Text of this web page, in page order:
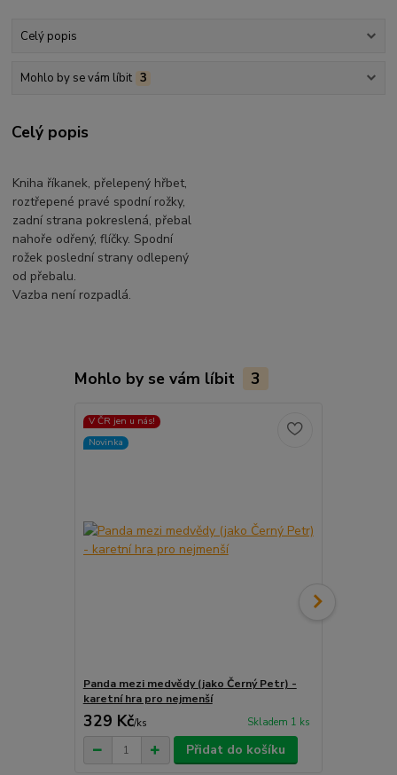
Celý popis
Mohlo by se vám líbit 3
Celý popis
Kniha říkanek, přelepený hřbet,
roztřepené pravé spodní rožky,
zadní strana pokreslená, přebal
nahoře odřený, flíčky. Spodní
rožek poslední strany odlepený
od přebalu.
Vazba není rozpadlá.
Mohlo by se vám líbit 3
V ČR jen u nás!
Novinka
Panda mezi medvědy (jako Černý Petr) -
karetní hra pro nejmenší
329 Kč/ks Skladem 1 ks
Přidat do košíku